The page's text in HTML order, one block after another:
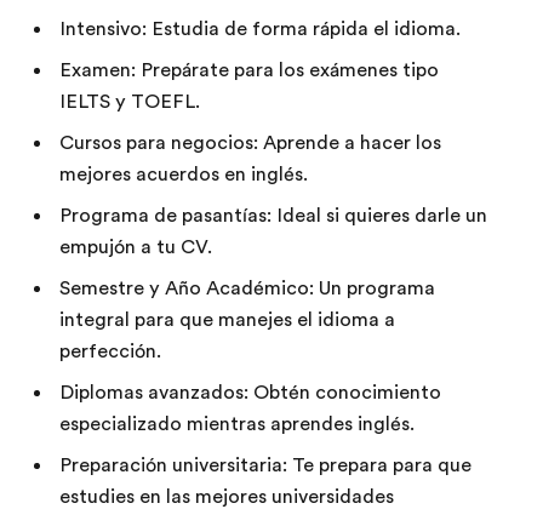
Intensivo: Estudia de forma rápida el idioma.
Examen: Prepárate para los exámenes tipo
IELTS y TOEFL.
Cursos para negocios: Aprende a hacer los
mejores acuerdos en inglés.
Programa de pasantías: Ideal si quieres darle un
empujón a tu CV.
Semestre y Año Académico: Un programa
integral para que manejes el idioma a
perfección.
Diplomas avanzados: Obtén conocimiento
especializado mientras aprendes inglés.
Preparación universitaria: Te prepara para que
estudies en las mejores universidades